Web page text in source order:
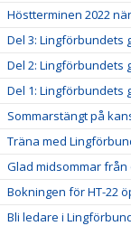
Höstterminen 2022
Del 3: Lingförbundets
Del 2: Lingförbundets
Del 1: Lingförbundets
Sommarstängt på
Träna med
Glad midsommar
Bokningen för HT-22
Bli ledare i